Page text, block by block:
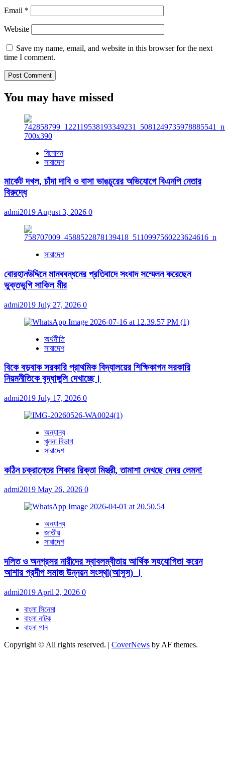
Email *
Website
Save my name, email, and website in this browser for the next
time I comment.
You may have missed
বিনোদন
সারাদেশ
মার্কেট দখল, চাঁদা দাবি ও বাসা ভাঙচুরের অভিযোগে বিএনপি নেতার
বিরুদ্ধে
admi2019 August 3, 2026 0
সারাদেশ
বোরহানউদ্দিনে মানববন্ধনের প্রতিবাদে সংবাদ সম্মেলন করেছেন
ভুক্তভুগি সাকিল মীর
admi2019 July 27, 2026 0
অর্থনীতি
সারাদেশ
বিকে বড়বাক সরকারি প্রাথমিক বিদ্যালয়ের শিক্ষিকাগন সরকারি
নিয়মনীতিকে বৃদ্ধাঙ্গুলি দেখাচ্ছে।
admi2019 July 17, 2026 0
অন্যান্য
খুলনা বিভাগ
সারাদেশ
কঠিন চক্রান্তের শিকার রিক্তা মিস্ত্রী, তামাশা দেখছে দেবর লেমন!
admi2019 May 26, 2026 0
অন্যান্য
জাতীয়
সারাদেশ
দলিত ও অনগ্রসর নারীদের স্বাবলম্বীতায় আর্থিক সহযোগিতা করেন
আশার প্রদীপ সমাজ উন্নয়ন সংস্থা(আসুস) ।
admi2019 April 2, 2026 0
বাংলা সিনেমা
বাংলা নাটক
বাংলা গান
Copyright © All rights reserved. | CoverNews by AF themes.